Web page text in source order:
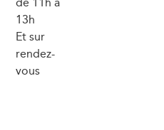
13h
Et sur
rendez-
vous